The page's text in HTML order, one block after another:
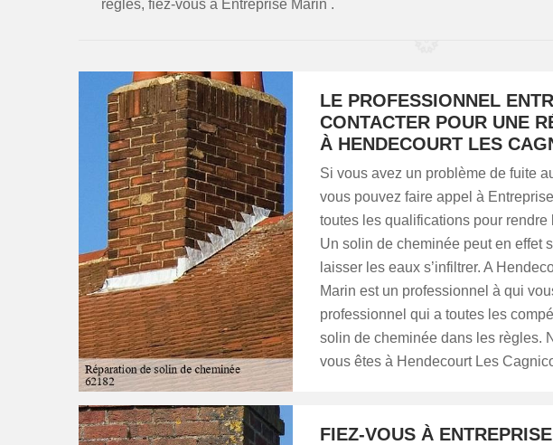
règles, fiez-vous à Entreprise Marin .
LE PROFESSIONNEL
CONTACTER POUR UNE
À HENDECOURT LES
Si vous avez un problème de fuite
vous pouvez faire appel à
toutes les qualifications pour
Un solin de cheminée peut en effet
laisser les eaux s’infiltrer. A
Marin est un professionnel à qui
professionnel qui a toutes les
solin de cheminée dans les règles.
vous êtes à Hendecourt Les
FIEZ-VOUS À